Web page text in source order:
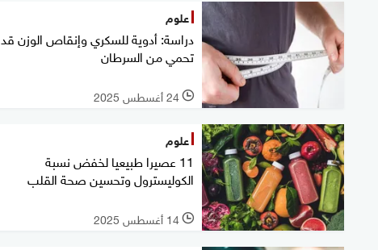
علوم
دراسة: أدوية للسكري وإنقاص الوزن قد
تحمي من السرطان
l 24 أغسطس 2025
علوم
11 عصيرا طبيعيا لخفض نسبة
الكوليسترول وتحسين صحة القلب
l 14 أغسطس 2025